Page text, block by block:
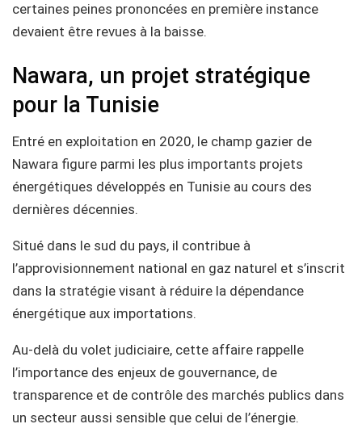
certaines peines prononcées en première instance
devaient être revues à la baisse.
Nawara, un projet stratégique
pour la Tunisie
Entré en exploitation en 2020, le champ gazier de
Nawara figure parmi les plus importants projets
énergétiques développés en Tunisie au cours des
dernières décennies.
Situé dans le sud du pays, il contribue à
l’approvisionnement national en gaz naturel et s’inscrit
dans la stratégie visant à réduire la dépendance
énergétique aux importations.
Au-delà du volet judiciaire, cette affaire rappelle
l’importance des enjeux de gouvernance, de
transparence et de contrôle des marchés publics dans
un secteur aussi sensible que celui de l’énergie.